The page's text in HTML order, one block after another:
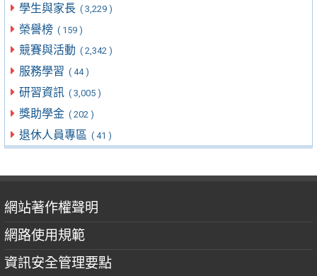
學生與家長 ( 3,229 )
榮譽榜 ( 159 )
競賽與活動 ( 2,342 )
服務學習 ( 44 )
研習資訊 ( 3,005 )
獎助學金 ( 202 )
退休人員專區 ( 41 )
網站著作權聲明
網路使用規範
資訊安全管理要點